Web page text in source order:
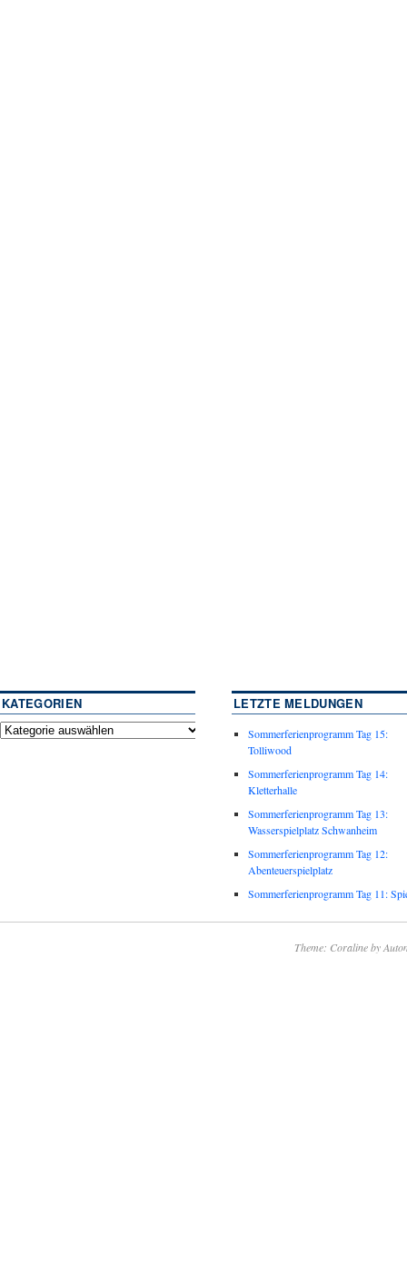
KATEGORIEN LETZTE MELDUNGEN
Sommerferienprogramm Tag 15:
Tolliwood
Sommerferienprogramm Tag 14:
Kletterhalle
Sommerferienprogramm Tag 13:
Wasserspielplatz Schwanheim
Sommerferienprogramm Tag 12:
Abenteuerspielplatz
Sommerferienprogramm Tag 11:
Theme: Coraline by